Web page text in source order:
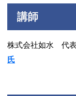
講師
株式会社如水
氏